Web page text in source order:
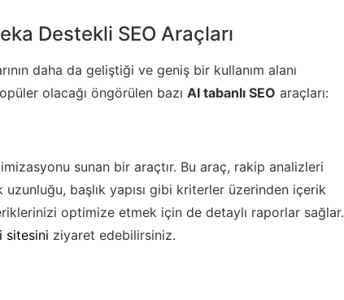
Destekli SEO Araçları
daha da geliştiği ve geniş bir kullanım alanı
olacağı öngörülen bazı AI tabanlı SEO araçları:
sunan bir araçtır. Bu araç, rakip analizleri
başlık yapısı gibi kriterler üzerinden içerik
optimize etmek için de detaylı raporlar sağlar.
sitesini ziyaret edebilirsiniz.